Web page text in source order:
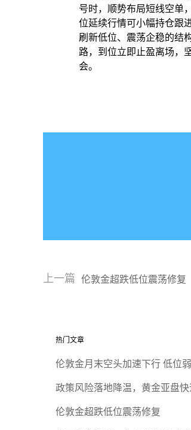
号时，顺势布局短线空单
位延续行情可小幅持仓跟
刷新低位、震荡企稳的结
路，到位立即止盈离场，
会。
上一篇 伦敦金超跌低位震荡修复
热门文章
伦敦金月末空头加速下行 低位
政策风险落地降温，黄金亚盘快
伦敦金超跌低位震荡修复